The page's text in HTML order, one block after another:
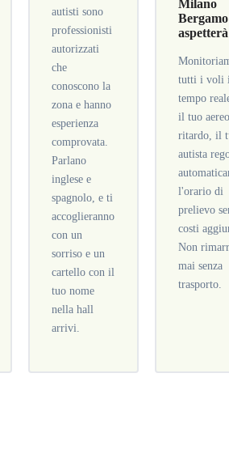
autisti sono
professionisti
autorizzati
che
conoscono la
zona e hanno
esperienza
comprovata.
Parlano
inglese e
spagnolo, e ti
accoglieranno
con un
sorriso e un
cartello con il
tuo nome
nella hall
arrivi.
Milano
aspetterà
tutti i voli
tempo
il tuo
ritardo, il
autista
l'orario di
prelievo
costi
Non
mai senza
trasporto.